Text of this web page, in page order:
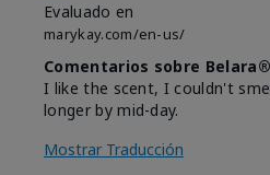
Evaluado en
marykay.com/en-us/
Comentarios sobre
I like the scent, I couldn't
longer by mid-day.
Mostrar Traducción